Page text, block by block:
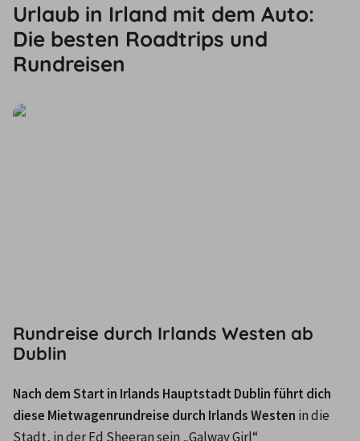
Urlaub in Irland mit dem Auto:
Die besten Roadtrips und
Rundreisen
Rundreise durch Irlands Westen ab
Dublin
Nach dem Start in Irlands Hauptstadt Dublin führt dich
diese Mietwagenrundreise durch Irlands Westen in die
Stadt, in der Ed Sheeran sein „Galway Girl“